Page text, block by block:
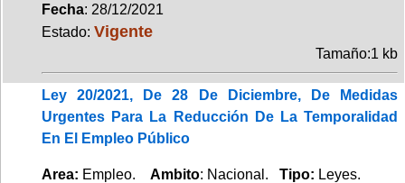
Fecha: 28/12/2021
Estado: Vigente
Tamaño:1 kb
Ley 20/2021, De 28 De Diciembre, De Medidas
Urgentes Para La Reducción De La Temporalidad
En El Empleo Público
Area: Empleo. Ambito: Nacional. Tipo: Leyes.